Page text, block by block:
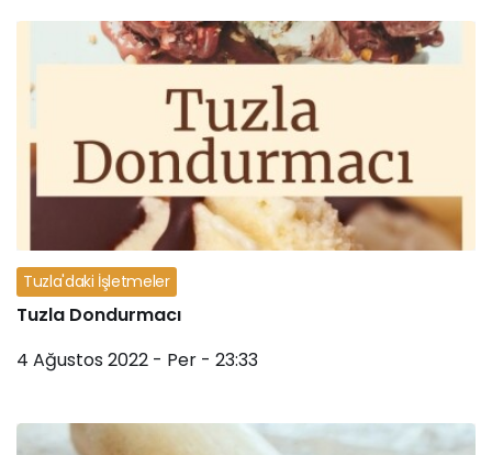
Tuzla'daki İşletmeler
Tuzla Dondurmacı
4 Ağustos 2022 - Per - 23:33